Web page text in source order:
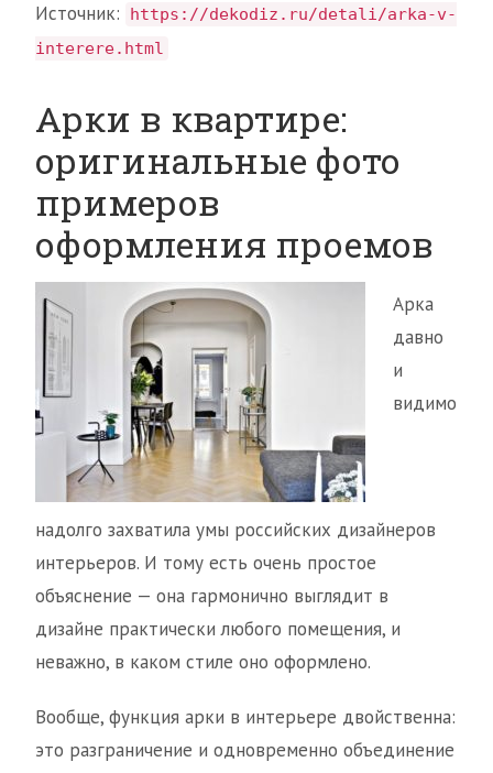
Источник:
https://dekodiz.ru/detali/arka-v-
interere.html
Арки в квартире:
оригинальные фото
примеров
оформления проемов
Арка
давно
и
видимо
надолго захватила умы российских дизайнеров
интерьеров. И тому есть очень простое
объяснение — она гармонично выглядит в
дизайне практически любого помещения, и
неважно, в каком стиле оно оформлено.
Вообще, функция арки в интерьере двойственна:
это разграничение и одновременно объединение